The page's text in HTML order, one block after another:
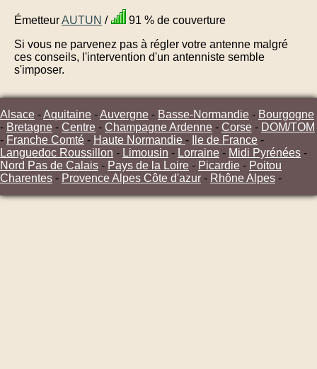
ÉmetteurAUTUN /
91 % de couverture
Si vous ne parvenez pas à régler votre antenne malgré
ces conseils, l'intervention d'un antenniste semble
s'imposer.
Alsace -Aquitaine -Auvergne - Basse-Normandie - Bourgogne
- Bretagne - Centre - Champagne Ardenne - Corse - DOM/TOM
- Franche Comté - Haute Normandie - Ile de France -
Languedoc Roussillon - Limousin - Lorraine - Midi Pyrénées -
Nord Pas de Calais - Pays de la Loire - Picardie - Poitou
Charentes - Provence Alpes Côte d'azur - Rhône Alpes -